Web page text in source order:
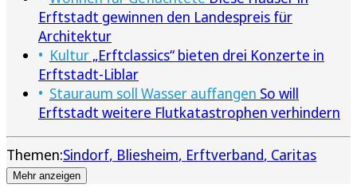
Erftstadt gewinnen den Landespreis für
Architektur
Kultur „Erftclassics“ bieten drei Konzerte in
Erftstadt-Liblar
Stauraum soll Wasser auffangen So will
Erftstadt weitere Flutkatastrophen verhindern
Themen:Sindorf Bliesheim Erftverband Caritas
Mehr anzeigen